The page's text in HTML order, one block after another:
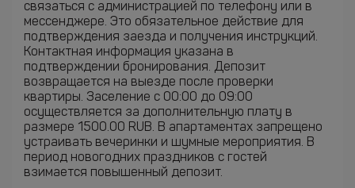
связаться с администрацией по телефону или в
мессенджере. Это обязательное действие для
подтверждения заезда и получения инструкций.
Контактная информация указана в
подтверждении бронирования. Депозит
возвращается на выезде после проверки
квартиры. Заселение с 00:00 до 09:00
осуществляется за дополнительную плату в
размере 1500.00 RUB. В апартаментах запрещено
устраивать вечеринки и шумные мероприятия. В
период новогодних праздников с гостей
взимается повышенный депозит.